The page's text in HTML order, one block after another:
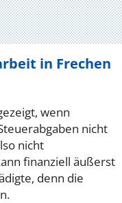
in Frechen
wenn
nicht
nicht
finanziell äußerst
denn die